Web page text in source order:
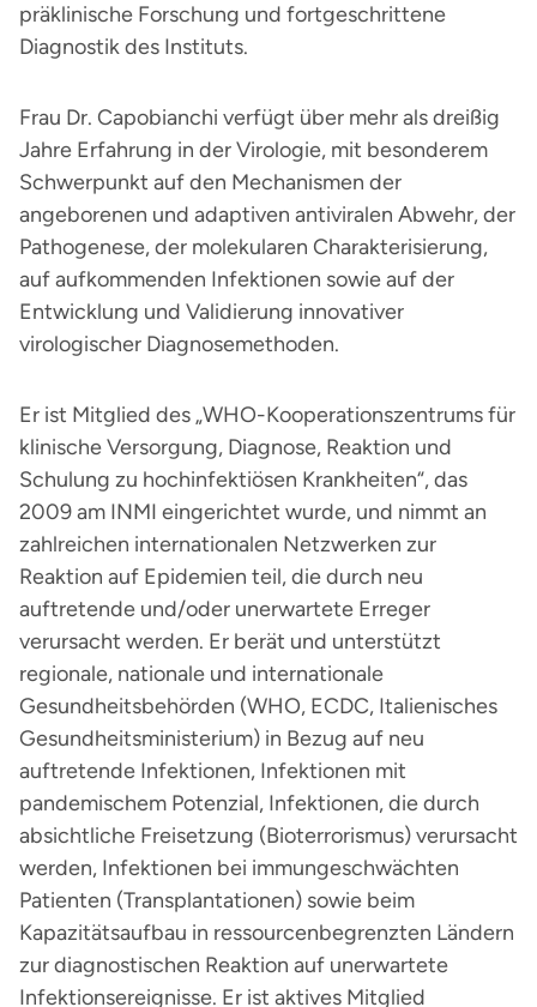
präklinische Forschung und fortgeschrittene
Diagnostik des Instituts.
Frau Dr. Capobianchi verfügt über mehr als dreißig
Jahre Erfahrung in der Virologie, mit besonderem
Schwerpunkt auf den Mechanismen der
angeborenen und adaptiven antiviralen Abwehr, der
Pathogenese, der molekularen Charakterisierung,
auf aufkommenden Infektionen sowie auf der
Entwicklung und Validierung innovativer
virologischer Diagnosemethoden.
Er ist Mitglied des „WHO-Kooperationszentrums für
klinische Versorgung, Diagnose, Reaktion und
Schulung zu hochinfektiösen Krankheiten“, das
2009 am INMI eingerichtet wurde, und nimmt an
zahlreichen internationalen Netzwerken zur
Reaktion auf Epidemien teil, die durch neu
auftretende und/oder unerwartete Erreger
verursacht werden. Er berät und unterstützt
regionale, nationale und internationale
Gesundheitsbehörden (WHO, ECDC, Italienisches
Gesundheitsministerium) in Bezug auf neu
auftretende Infektionen, Infektionen mit
pandemischem Potenzial, Infektionen, die durch
absichtliche Freisetzung (Bioterrorismus) verursacht
werden, Infektionen bei immungeschwächten
Patienten (Transplantationen) sowie beim
Kapazitätsaufbau in ressourcenbegrenzten Ländern
zur diagnostischen Reaktion auf unerwartete
Infektionsereignisse. Er ist aktives Mitglied